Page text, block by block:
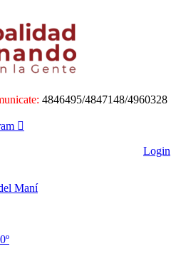
4846495/4847148/4960328
Login
Maní